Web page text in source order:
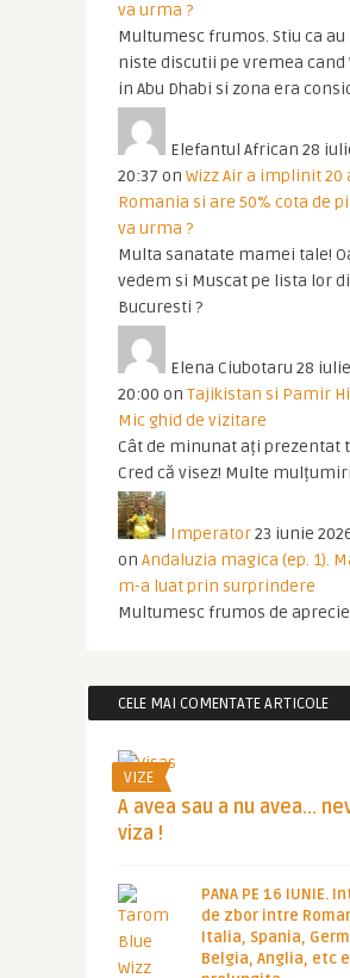
va urma ?
Multumesc frumos. Stiu ca au
niste discutii pe vremea cand
in Abu Dhabi si zona era
Elefantul African 28
20:37 on Wizz Air a implinit 20
Romania si are 50% cota de
va urma ?
Multa sanatate mamei tale!
vedem si Muscat pe lista lor
Bucuresti ?
Elena Ciubotaru 28
20:00 on Tajikistan si Pamir
Mic ghid de vizitare
Cât de minunat ați prezentat
Cred că visez! Multe
Imperator23 iunie
on Andaluzia magica (ep. 1).
m-a luat prin surprindere
Multumesc frumos de
CELE MAI COMENTATE ARTICOLE
VIZE
A avea sau a nu avea…
viza !
PANA PE 16 IUNIE.
de zbor intre
Italia, Spania,
Belgia, Anglia, etc